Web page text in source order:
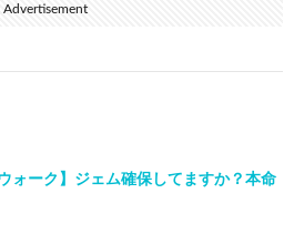
Advertisement
ォーク】ジェム確保してますか？本命